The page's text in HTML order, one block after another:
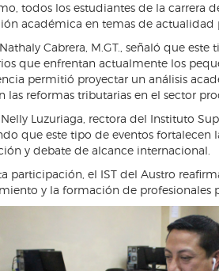
todos los estudiantes de la carrera
académica en temas de actualidad
Cabrera, M.GT., señaló que
que enfrentan actualmente los
permitió proyectar un análisis
las reformas tributarias en el sector
Nelly Luzuriaga, rectora del Instituto
que este tipo de eventos
y debate de alcance internacional.
participación, el IST del Austro
y la formación de profesionales